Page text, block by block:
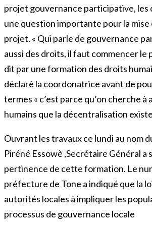
projet gouvernance participative, les
une question importante pour la
projet. « Qui parle de gouvernance
aussi des droits, il faut commencer
dit par une formation des droits
déclaré la coordonatrice avant de
termes « c’est parce qu’on cherche
humains que la décentralisation
Ouvrant les travaux ce lundi au nom
Piréné Essowè ,Secrétaire Général a
pertinence de cette formation. Le
préfecture de Tone a indiqué que la
autorités locales à impliquer les
processus de gouvernance locale